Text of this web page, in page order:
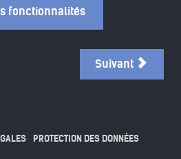
fonctionnalités
Suivant
PROTECTION DES DONNÉES